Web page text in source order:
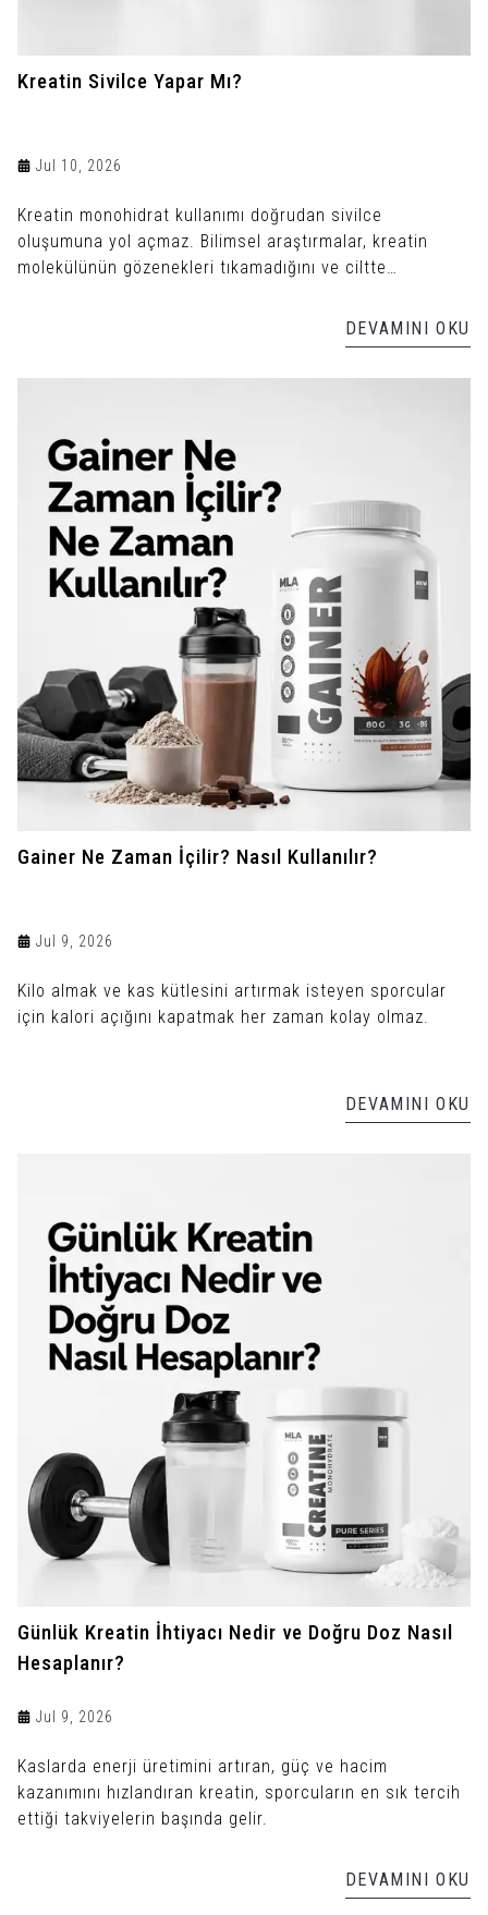
Kreatin Sivilce Yapar Mı?
Jul 10, 2026
Kreatin monohidrat kullanımı doğrudan sivilce
oluşumuna yol açmaz. Bilimsel araştırmalar, kreatin
molekülünün gözenekleri tıkamadığını ve ciltte
DEVAMINI OKU
Gainer Ne Zaman İçilir? Nasıl Kullanılır?
Jul 9, 2026
Kilo almak ve kas kütlesini artırmak isteyen sporcular
için kalori açığını kapatmak her zaman kolay olmaz.
DEVAMINI OKU
Günlük Kreatin İhtiyacı Nedir ve Doğru Doz Nasıl
Hesaplanır?
Jul 9, 2026
Kaslarda enerji üretimini artıran, güç ve hacim
kazanımını hızlandıran kreatin, sporcuların en sık tercih
ettiği takviyelerin başında gelir.
DEVAMINI OKU